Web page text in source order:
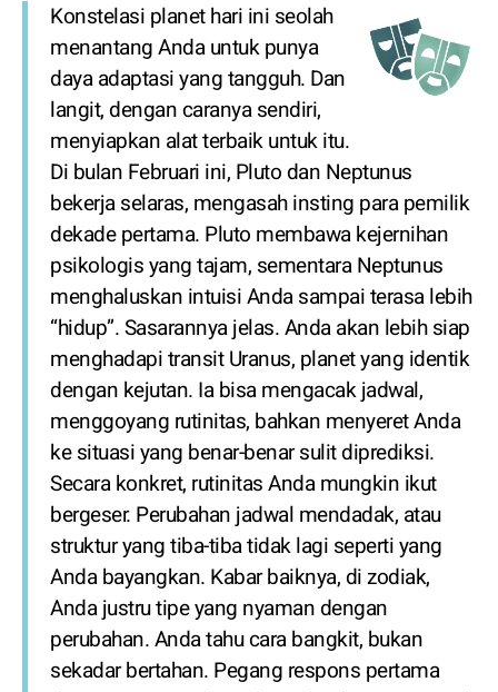
Konstelasi planet hari ini seolah
menantang Anda untuk punya
daya adaptasi yang tangguh. Dan
langit, dengan caranya sendiri,
menyiapkan alat terbaik untuk itu.
Di bulan Februari ini, Pluto dan Neptunus
bekerja selaras, mengasah insting para pemilik
dekade pertama. Pluto membawa kejernihan
psikologis yang tajam, sementara Neptunus
menghaluskan intuisi Anda sampai terasa lebih
“hidup”. Sasarannya jelas. Anda akan lebih siap
menghadapi transit Uranus, planet yang identik
dengan kejutan. Ia bisa mengacak jadwal,
menggoyang rutinitas, bahkan menyeret Anda
ke situasi yang benar-benar sulit diprediksi.
Secara konkret, rutinitas Anda mungkin ikut
bergeser. Perubahan jadwal mendadak, atau
struktur yang tiba-tiba tidak lagi seperti yang
Anda bayangkan. Kabar baiknya, di zodiak,
Anda justru tipe yang nyaman dengan
perubahan. Anda tahu cara bangkit, bukan
sekadar bertahan. Pegang respons pertama